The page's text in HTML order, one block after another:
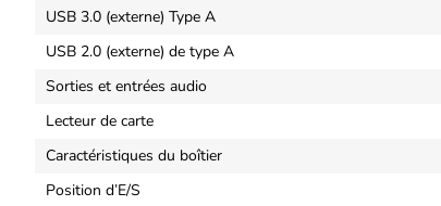
USB 3.0 (externe) Type A
USB 2.0 (externe) de type A
Sorties et entrées audio
Lecteur de carte
Caractéristiques du boîtier
Position d’E/S